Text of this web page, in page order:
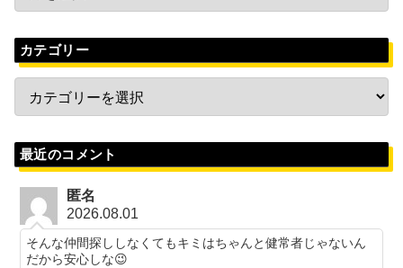
カテゴリー
最近のコメント
匿名
2026.08.01
そんな仲間探ししなくてもキミはちゃんと健常者じゃないん
だから安心しな😉